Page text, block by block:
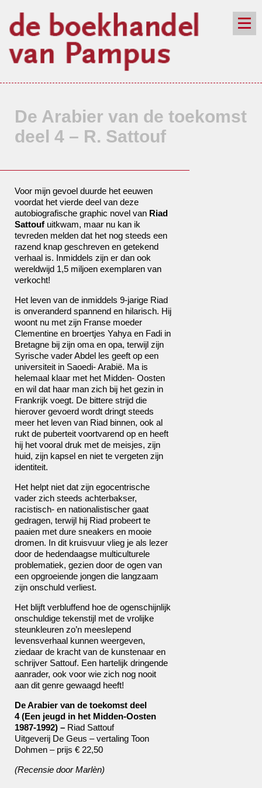
nieuwsbrief
De Arabier van de toekomst
deel 4 – R. Sattouf
Voor mijn gevoel duurde het eeuwen
voordat het vierde deel van deze
autobiografische graphic novel van Riad
Sattouf uitkwam, maar nu kan ik
tevreden melden dat het nog steeds een
razend knap geschreven en getekend
verhaal is. Inmiddels zijn er dan ook
wereldwijd 1,5 miljoen exemplaren van
verkocht!
Het leven van de inmiddels 9-jarige Riad
is onveranderd spannend en hilarisch. Hij
woont nu met zijn Franse moeder
Clementine en broertjes Yahya en Fadi in
Bretagne bij zijn oma en opa, terwijl zijn
Syrische vader Abdel les geeft op een
universiteit in Saoedi- Arabië. Ma is
helemaal klaar met het Midden- Oosten
en wil dat haar man zich bij het gezin in
Frankrijk voegt. De bittere strijd die
hierover gevoerd wordt dringt steeds
meer het leven van Riad binnen, ook al
rukt de puberteit voortvarend op en heeft
hij het vooral druk met de meisjes, zijn
huid, zijn kapsel en niet te vergeten zijn
identiteit.
Het helpt niet dat zijn egocentrische
vader zich steeds achterbakser,
racistisch- en nationalistischer gaat
gedragen, terwijl hij Riad probeert te
paaien met dure sneakers en mooie
dromen. In dit kruisvuur vlieg je als lezer
door de hedendaagse multiculturele
problematiek, gezien door de ogen van
een opgroeiende jongen die langzaam
zijn onschuld verliest.
Het blijft verbluffend hoe de ogenschijnlijk
onschuldige tekenstijl met de vrolijke
steunkleuren zo’n meeslepend
levensverhaal kunnen weergeven,
ziedaar de kracht van de kunstenaar en
schrijver Sattouf. Een hartelijk dringende
aanrader, ook voor wie zich nog nooit
aan dit genre gewaagd heeft!
De Arabier van de toekomst deel
4(Een jeugd in het Midden-Oosten
1987-1992) – Riad Sattouf
Uitgeverij De Geus – vertaling Toon
Dohmen – prijs € 22,50
(Recensie door Marlèn)